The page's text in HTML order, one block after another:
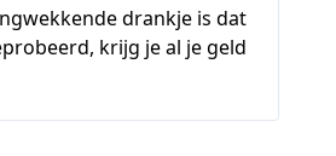
drankje is dat
krijg je al je geld